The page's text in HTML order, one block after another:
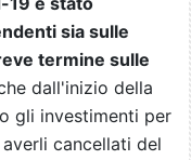
sia sulle
termine sulle
dall'inizio della
gli investimenti per
cancellati del